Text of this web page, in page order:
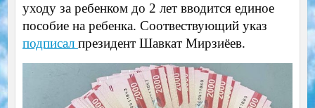
уходу за ребенком до 2 лет вводится единое
пособие на ребенка. Соотвествующий указ
подписал президент Шавкат Мирзиёев.